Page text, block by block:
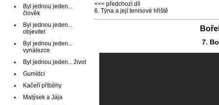
<<< předchozí díl
6. Týna a její tenisové hřiště
7.
Byl jednou jeden...
člověk
Byl jednou jeden...
objevitel
Byl jednou jeden...
vynálezce
Byl jednou jeden... život
Gumídci
Kačeří příběhy
Matýsek a Jája